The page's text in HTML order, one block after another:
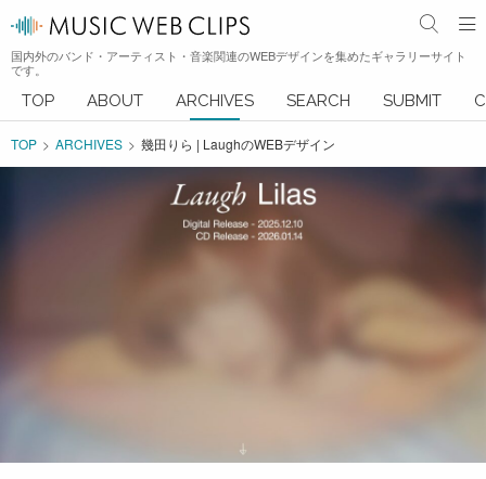
国内外のバンド・アーティスト・音楽関連のWEBデザインを集めたギャラリーサイト
です。
TOP ABOUT ARCHIVES SEARCH SUBMIT
TOP ARCHIVES 幾田りら | LaughのWEBデザイン